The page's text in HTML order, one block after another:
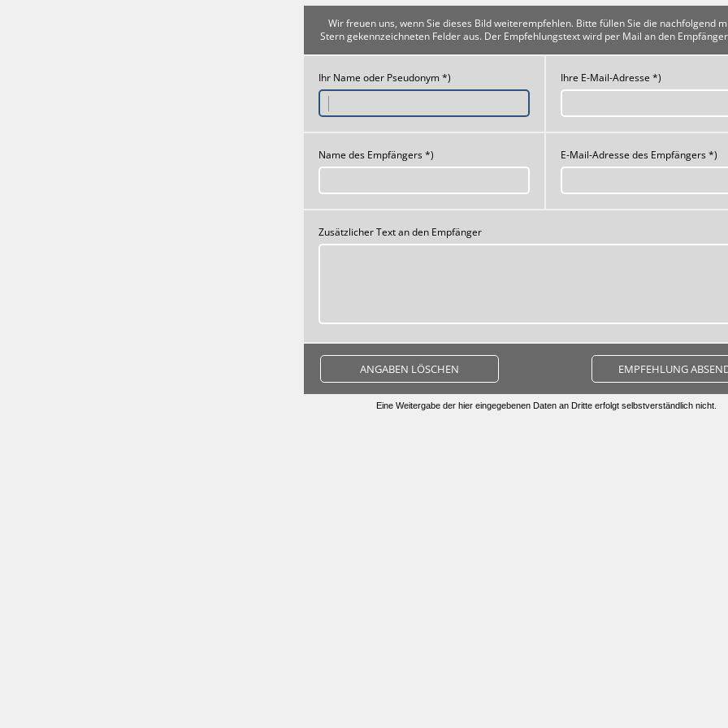
Wir freuen uns, wenn Sie dieses Bild weiterempfehlen. Bitte füllen Sie die nachfolgend
Stern gekennzeichneten Felder aus. Der Empfehlungstext wird per Mail an den
Ihr Name oder Pseudonym *) Ihre E-Mail-Adresse *)
Name des Empfängers *) E-Mail-Adresse des Empfängers *)
Zusätzlicher Text an den Empfänger
ANGABEN LÖSCHEN EMPFEHLUNG
Eine Weitergabe der hier eingegebenen Daten an Dritte erfolgt selbstverständlich nicht.